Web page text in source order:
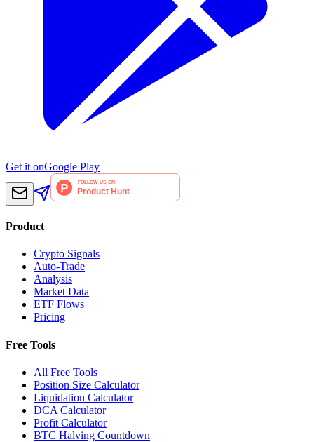
Get it onGoogle Play
Product
Crypto Signals
Auto-Trade
Analysis
Market Data
ETF Flows
Pricing
Free Tools
All Free Tools
Position Size Calculator
Liquidation Calculator
DCA Calculator
Profit Calculator
BTC Halving Countdown